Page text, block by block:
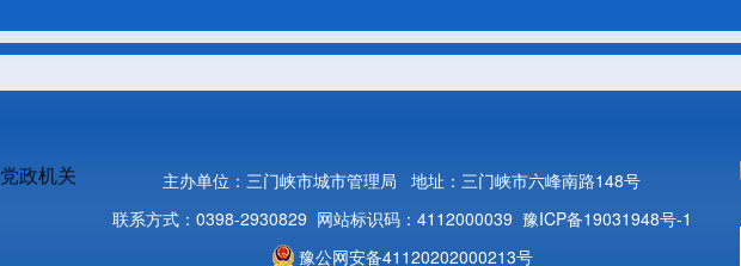
党政机关 主办单位：三门峡市城市管理局
地址：三门峡市六峰南路148号
联系方式：0398-2930829 网站标识码：4112000039 豫ICP备19031948号-1
豫公网安备41120202000213号